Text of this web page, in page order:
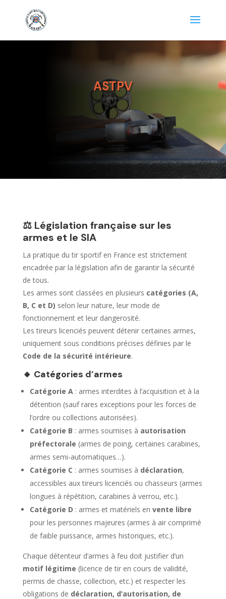
ASTPV
⚖️ Législation française sur les
armes et le SIA
La pratique du tir sportif en France est strictement
encadrée par la législation afin de garantir la sécurité
de tous.
Les armes sont classées en plusieurs catégories (A,
B, C et D) selon leur nature, leur mode de
fonctionnement et leur dangerosité.
Les tireurs licenciés peuvent détenir certaines armes,
uniquement sous conditions précises définies par le
Code de la sécurité intérieure.
🔸 Catégories d’armes
Catégorie A: armes interdites à l’acquisition et à la
détention (sauf rares exceptions pour les forces de
l’ordre ou collections autorisées).
Catégorie B : armes soumises à autorisation
préfectorale (armes de poing, certaines carabines,
armes semi-automatiques…).
Catégorie C : armes soumises à déclaration,
accessibles aux tireurs licenciés ou chasseurs (armes
longues à répétition, carabines à verrou, etc.).
Catégorie D : armes et matériels en vente libre
pour les personnes majeures (armes à air comprimé
de faible puissance, armes historiques, etc.).
Chaque détenteur d’armes à feu doit justifier d’un
motif légitime (licence de tir en cours de validité,
permis de chasse, collection, etc.) et respecter les
obligations de déclaration, d’autorisation, de